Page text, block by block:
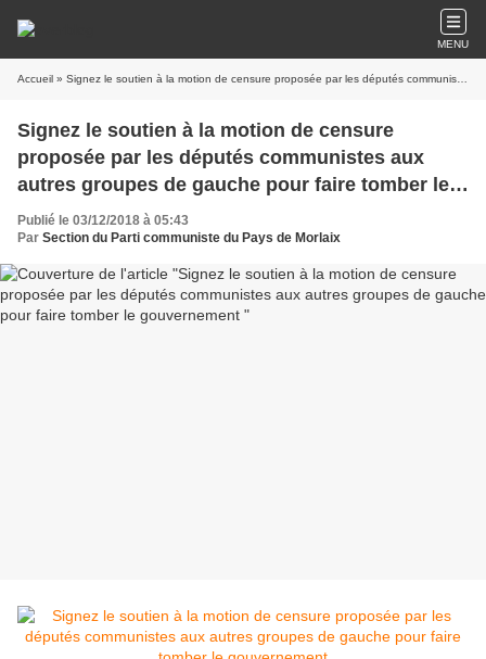
MENU
Accueil » Signez le soutien à la motion de censure proposée par les députés communistes aux autres groupes de gauche pour faire tomber le gouvernement
Signez le soutien à la motion de censure
proposée par les députés communistes aux
autres groupes de gauche pour faire tomber le
gouvernement
Publié le 03/12/2018 à 05:43
Par Section du Parti communiste du Pays de Morlaix